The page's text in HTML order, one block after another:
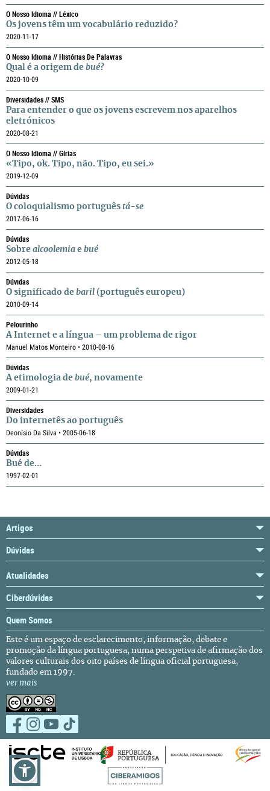
O Nosso Idioma // Léxico
Os jovens têm um vocabulário reduzido?
2020-11-17
O Nosso Idioma // Histórias De Palavras
Qual é a origem de bué?
2020-10-09
Diversidades // SMS
Para entender o que os jovens escrevem nos aparelhos
eletrónicos
2020-08-21
O Nosso Idioma // Gírias
«Tipo, ok. Tipo, não. Tipo, eu sei.»
2019-12-09
Dúvidas
O coloquialismo português tá-se
2017-06-16
Dúvidas
Sobre alcoolemia e bué
2012-05-18
Dúvidas
O significado de baril (português europeu)
2010-09-14
Pelourinho
A Internet e a língua – um problema de rigor
Manuel Matos Monteiro • 2010-08-16
Dúvidas
A etimologia de bué, novamente
2009-01-21
Diversidades
Do internetês ao português
Deonísio Da Silva • 2005-06-18
Dúvidas
Bué de…
1997-02-01
Artigos
Dúvidas
Atualidades
Ciberdúvidas
Quem Somos
Este é um espaço de esclarecimento, informação, debate e
promoção da língua portuguesa, numa perspetiva de afirmação dos
valores culturais dos oito países de língua oficial portuguesa,
fundado em 1997.
ver mais